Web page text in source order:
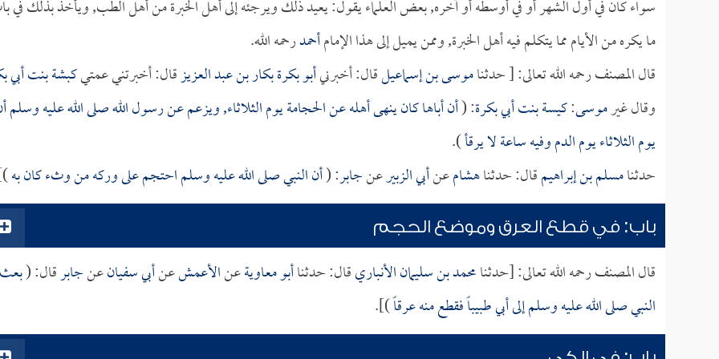
سواء كان في أول الشهر أو في أوسطه أو آخره, بعض العلماء يقول: يعيد ذلك ويرجئه إلى أهل الخبرة من أهل الطب, ويأخذ بذلك في
ما يكره من الأيام مما يتكلم فيه أهل الخبرة, وممن يميل إلى هذا الإمامأحمدرحمه الله.
قال المصنف رحمه الله تعالى: [ حدثناموسى بن إسماعيلقال: أخبرنيأبو بكرة بكار بن عبد العزيزقال: أخبرتني عمتيكبشة بنت أبي
وقال غيرموسى:كيسة بنت أبي بكرة: (أن أباها كان ينهى أهله عن الحجامة يوم الثلاثاء, ويزعم عن رسول الله صلى الله عليه وسلم
يوم الثلاثاء يوم الدم وفيه ساعة لا يرقأ).
حدثنامسلم بن إبراهيمقال: حدثناهشامعنأبي الزبيرعنجابر: (أن النبي صلى الله عليه وسلم احتجم على وركه من وثء كان به
باب: في قطع العرق وموضع الحجم
قال المصنف رحمه الله تعالى: [حدثنامحمد بن سليمان الأنباريقال: حدثناأبو معاويةعنالأعمشعنأبي سفيانعنجابرقال: (بعث
النبي صلى الله عليه وسلم إلى أبي طبيباً فقطع منه عرقاً)].